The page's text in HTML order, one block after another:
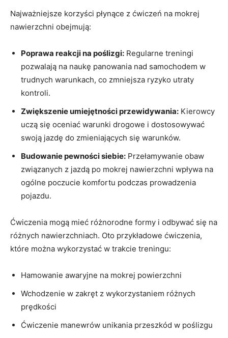
Najważniejsze korzyści płynące z ćwiczeń na mokrej
nawierzchni obejmują:
Poprawa reakcji na poślizgi: Regularne treningi
pozwalają na naukę panowania nad samochodem w
trudnych warunkach, co zmniejsza ryzyko utraty
kontroli.
Zwiększenie umiejętności przewidywania: Kierowcy
uczą się oceniać warunki drogowe i dostosowywać
swoją jazdę do zmieniających się warunków.
Budowanie pewności siebie: Przełamywanie obaw
związanych z jazdą po mokrej nawierzchni wpływa na
ogólne poczucie komfortu podczas prowadzenia
pojazdu.
Ćwiczenia mogą mieć różnorodne formy i odbywać się na
różnych nawierzchniach. Oto przykładowe ćwiczenia,
które można wykorzystać w trakcie treningu:
Hamowanie awaryjne na mokrej powierzchni
Wchodzenie w zakręt z wykorzystaniem różnych
prędkości
Ćwiczenie manewrów unikania przeszkód w poślizgu